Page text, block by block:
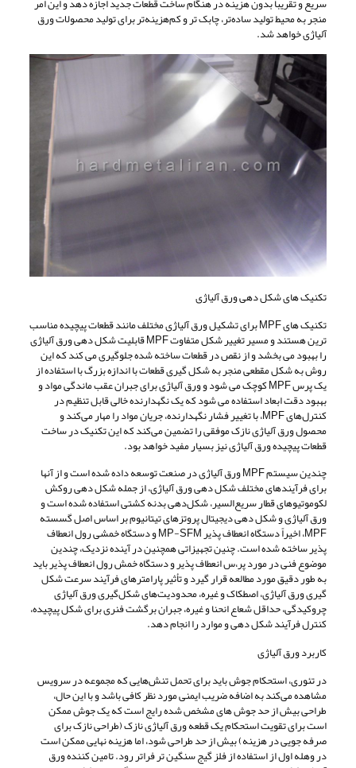
منجر به محیط تولید ساده‌تر، چابک تر و کم‌هزینه‌تر برای تولید محصولات ورق
آلیاژی خواهد شد.
تکنیک های شکل دهی ورق آلیاژی
تکنیک های MPF برای تشکیل ورق آلیاژی مختلف مانند قطعات پیچیده مناسب
ترین هستند و مسیر تغییر شکل متفاوت MPF قابلیت شکل دهی ورق آلیاژی
را بهبود می بخشد و از نقص در قطعات ساخته شده جلوگیری می کند که این
روش به شکل مقطعی منجر به شکل گیری قطعات با اندازه بزرگ با استفاده از
یک پرس MPF کوچک می شود و ورق آلیاژی برای جبران عقب ماندگی مواد و
بهبود دقت ابعاد استفاده می شود که یک نگهدارنده خالی قابل تنظیم در
کنترل‌های MPF، با تغییر فشار نگهدارنده، جریان مواد را مهار می‌کند و
محصول ورق آلیاژی نازک موفقی را تضمین می‌کند که این تکنیک در ساخت
قطعات پیچیده ورق آلیاژی نیز بسیار مفید خواهد بود.
چندین سیستم MPF ورق آلیاژی در صنعت توسعه داده شده است و از آنها
برای فرآیندهای مختلف شکل دهی ورق آلیاژی، از جمله شکل‌ دهی روکش
لکوموتیوهای قطار سریع‌السیر، شکل‌دهی بدنه کشتی استفاده شده است و
ورق آلیاژی و شکل دهی دیجیتال پروتزهای تیتانیوم بر اساس اصل گسسته
MPF، اخیراً دستگاه انعطاف پذیر MP-SFM و دستگاه خمشی رول انعطاف
پذیر ساخته شده است. چنین تجهیزاتی همچنین در آینده نزدیک، چندین
موضوع فنی در مورد پر،س انعطاف‌ پذیر و دستگاه خمش رول انعطاف‌ پذیر باید
به طور دقیق مورد مطالعه قرار گیرد و تأثیر پارامترهای فرآیند سرعت شکل
‌گیری ورق آلیاژی، اصطکاک و غیره، محدودیت‌های شکل‌گیری ورق آلیاژی
چروکیدگی، حداقل شعاع انحنا و غیره، جبران برگشت فنری برای شکل پیچیده،
کنترل فرآیند شکل ‌دهی و موارد را انجام دهد.
کاربرد ورق آلیاژی
در تئوری، استحکام جوش باید برای تحمل تنش‌هایی که مجموعه در سرویس
مشاهده می‌کند به اضافه ضریب ایمنی مورد نظر کافی باشد و با این حال،
طراحی بیش از حد جوش های مشخص شده رایج است که یک جوش ممکن
است برای تقویت استحکام یک قطعه ورق آلیاژی نازک (طراحی نازک برای
صرفه جویی در هزینه) بیش از حد طراحی شود، اما هزینه نهایی ممکن است
در وهله اول از استفاده از فلز گیج سنگین تر فراتر رود. تامین کننده ورق